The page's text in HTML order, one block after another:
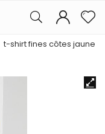
t-shirt fines côtes jaune